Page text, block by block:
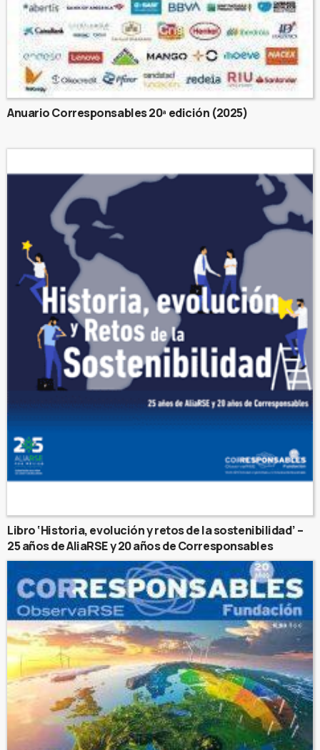
Anuario Corresponsables 20ª edición (2025)
Libro ‘Historia, evolución y retos de la sostenibilidad’ –
25 años de AliaRSE y 20 años de Corresponsables